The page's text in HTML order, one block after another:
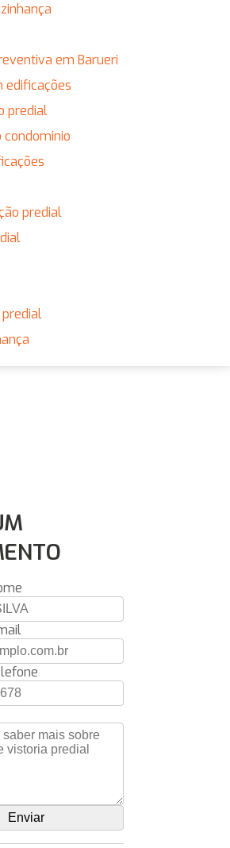
em Barueri
edificações
predial
condominio
predial
predial